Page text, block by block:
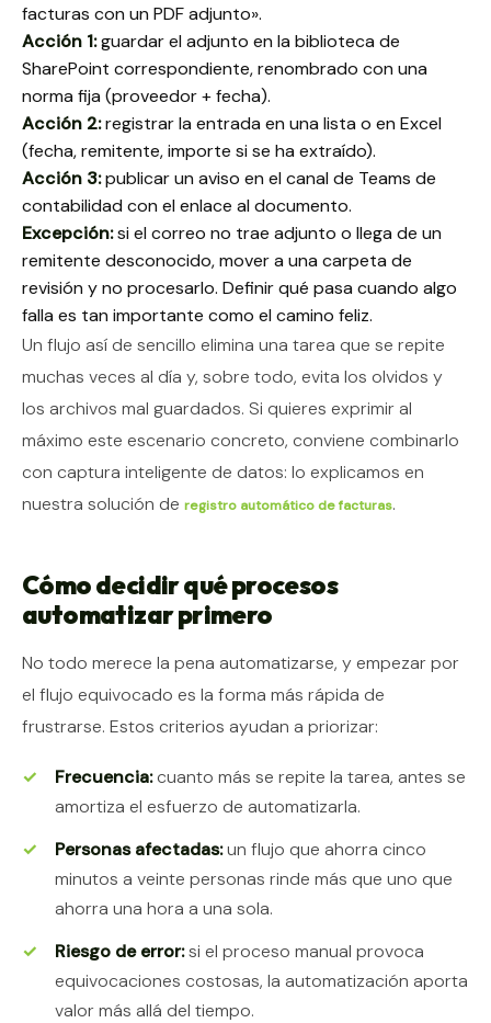
facturas con un PDF adjunto».
Acción 1:guardar el adjunto en la biblioteca de
SharePoint correspondiente, renombrado con una
norma fija (proveedor + fecha).
Acción 2:registrar la entrada en una lista o en Excel
(fecha, remitente, importe si se ha extraído).
Acción 3:publicar un aviso en el canal de Teams de
contabilidad con el enlace al documento.
Excepción:si el correo no trae adjunto o llega de un
remitente desconocido, mover a una carpeta de
revisión y no procesarlo. Definir qué pasa cuando algo
falla es tan importante como el camino feliz.
Un flujo así de sencillo elimina una tarea que se repite
muchas veces al día y, sobre todo, evita los olvidos y
los archivos mal guardados. Si quieres exprimir al
máximo este escenario concreto, conviene combinarlo
con captura inteligente de datos: lo explicamos en
nuestra solución de registro automático de facturas.
Cómo decidir qué procesos
automatizar primero
No todo merece la pena automatizarse, y empezar por
el flujo equivocado es la forma más rápida de
frustrarse. Estos criterios ayudan a priorizar:
Frecuencia:cuanto más se repite la tarea, antes se
amortiza el esfuerzo de automatizarla.
Personas afectadas:un flujo que ahorra cinco
minutos a veinte personas rinde más que uno que
ahorra una hora a una sola.
Riesgo de error:si el proceso manual provoca
equivocaciones costosas, la automatización aporta
valor más allá del tiempo.